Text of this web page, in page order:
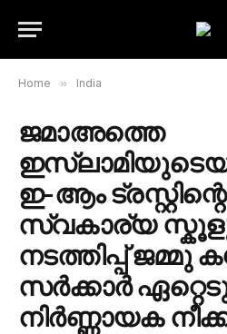
Home » India
ജമാഅത്തെ
ഇ-ആം
സ്വകാര്യ
നടത്തിപ്പ് ജമ്മു
സർക്കാർ
നിർണ്ണായക